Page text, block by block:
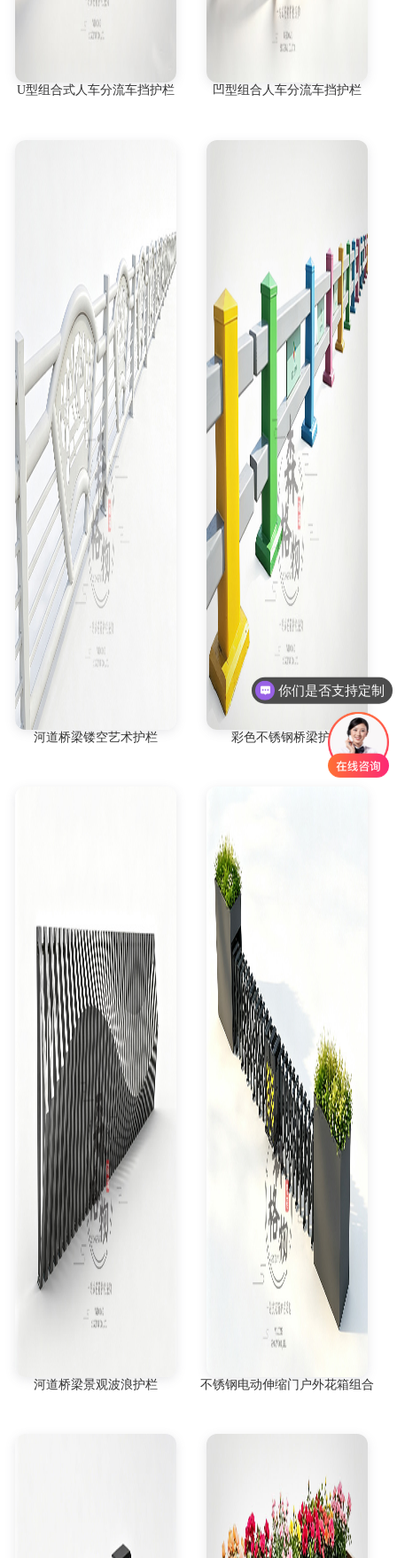
U型组合式人车分流车挡护栏 凹型组合人车分流车挡护栏
河道桥梁镂空艺术护栏 彩色不锈钢桥梁护栏
河道桥梁景观波浪护栏 不锈钢电动伸缩门户外花箱组合
你们是否支持定制
现在有优惠活动吗